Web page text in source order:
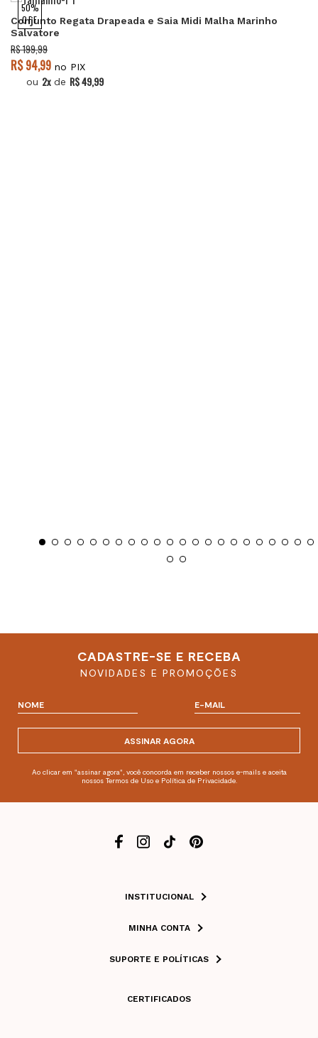
50%
OFF
Conjunto Regata Drapeada e Saia Midi Malha Marinho
Salvatore
R$ 199,99
R$ 94,99 no PIX
ou 2x de R$ 49,99
CADASTRE-SE E RECEBA
NOVIDADES E PROMOÇÕES
ASSINAR AGORA
Ao clicar em "assinar agora", você concorda em receber nossos e-mails e aceita
nossos Termos de Uso e Política de Privacidade.
INSTITUCIONAL
MINHA CONTA
SUPORTE E POLÍTICAS
CERTIFICADOS